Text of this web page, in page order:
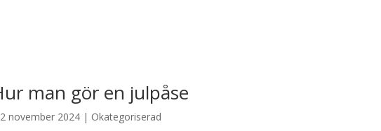
man gör en julpåse
2 november 2024 | Okategoriserad